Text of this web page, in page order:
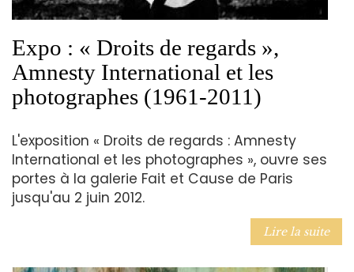
Expo : « Droits de regards »,
Amnesty International et les
photographes (1961-2011)
L'exposition « Droits de regards : Amnesty
International et les photographes », ouvre ses
portes à la galerie Fait et Cause de Paris
jusqu'au 2 juin 2012.
Lire la suite